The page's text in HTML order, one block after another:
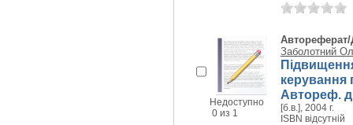
Недоступно
0 из 1
Автореферат/
Заболотний
керування
Автореф.
[б.в.], 2004 г.
ISBN відсутній